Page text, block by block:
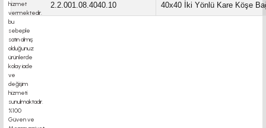
2.2.001.08.4040.10 40x40 İki Yönlü Kare Köşe